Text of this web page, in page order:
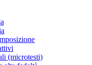
(microtesti)